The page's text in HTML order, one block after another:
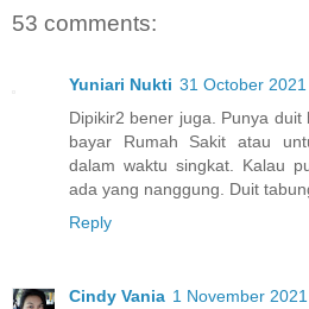
53 comments:
Yuniari Nukti 31 October
Dipikir2 bener juga. Punya
bayar Rumah Sakit atau
dalam waktu singkat. Kalau
ada yang nanggung. Duit
Reply
Cindy Vania 1 November